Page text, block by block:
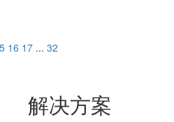
16 17 ... 32
解决方案